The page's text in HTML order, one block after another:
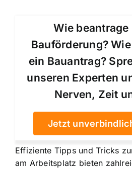
Wie beantrage
Bauförderung?
ein Bauantrag?
unseren Experten
Nerven, Zeit
Jetzt
Effiziente Tipps und Tricks
am Arbeitsplatz bieten